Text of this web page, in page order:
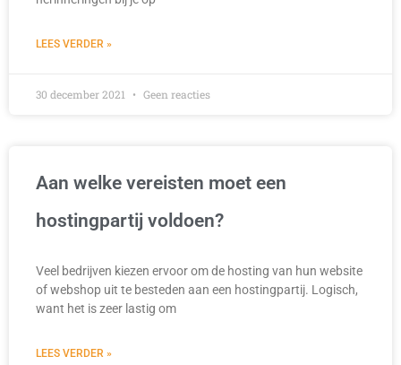
LEES VERDER »
30 december 2021 Geen reacties
Aan welke vereisten moet een
hostingpartij voldoen?
Veel bedrijven kiezen ervoor om de hosting van hun website
of webshop uit te besteden aan een hostingpartij. Logisch,
want het is zeer lastig om
LEES VERDER »